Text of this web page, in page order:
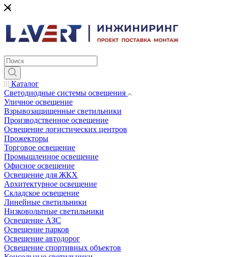
Каталог
Светодиодные системы освещения
Уличное освещение
Взрывозащищенные светильники
Производственное освещение
Освещение логистических центров
Прожекторы
Торговое освещение
Промышленное освещение
Офисное освещение
Освещение для ЖКХ
Архитектурное освещение
Складское освещение
Линейные светильники
Низковольтные светильники
Освещение АЗС
Освещение парков
Освещение автодорог
Освещение спортивных объектов
*